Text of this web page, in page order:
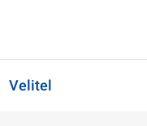
Velitel